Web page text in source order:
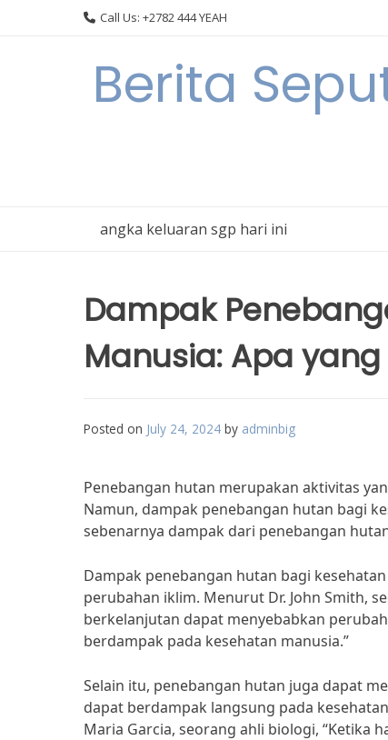
Call Us: +2782 444 YEAH
Berita
angka keluaran sgp hari ini
Dampak
Manusia: Apa
Posted on July 24, 2024 by adminbig
Penebangan hutan merupakan aktivitas
Namun, dampak penebangan hutan bagi
sebenarnya dampak dari penebangan
Dampak penebangan hutan bagi
perubahan iklim. Menurut Dr. John Smith,
berkelanjutan dapat menyebabkan
berdampak pada kesehatan manusia.”
Selain itu, penebangan hutan juga dapat
dapat berdampak langsung pada
Maria Garcia, seorang ahli biologi, “Ketika